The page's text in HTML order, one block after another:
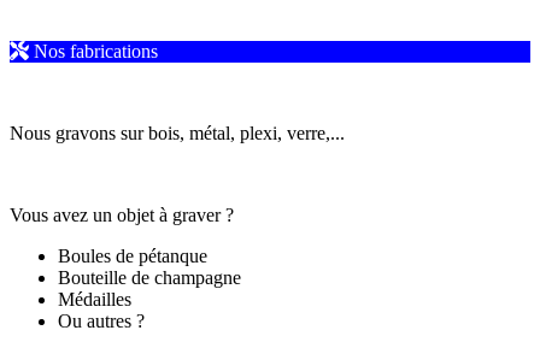
Nos fabrications
Nous gravons sur bois, métal, plexi, verre,...
Vous avez un objet à graver ?
Boules de pétanque
Bouteille de champagne
Médailles
Ou autres ?